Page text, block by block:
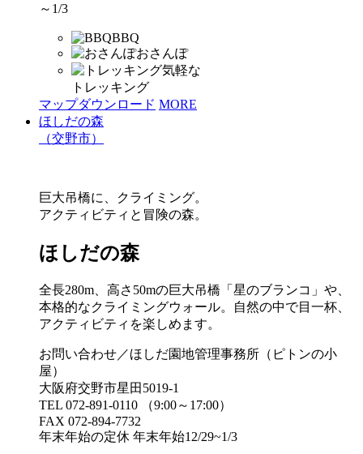
～1/3
BBQ
おさんぽ
気軽な
トレッキング
マップダウンロード MORE
ほしだの森
（交野市）
巨大吊橋に、クライミング。
アクティビティと冒険の森。
ほしだの森
全長280m、高さ50mの巨大吊橋「星のブランコ」や、
本格的なクライミングウォール。自然の中で目一杯、
アクティビティを楽しめます。
お問い合わせ／ほしだ園地管理事務所（ピトンの小
屋）
大阪府交野市星田5019-1
TEL 072-891-0110 （9:00～17:00）
FAX 072-894-7732
年末年始の定休 年末年始12/29~1/3